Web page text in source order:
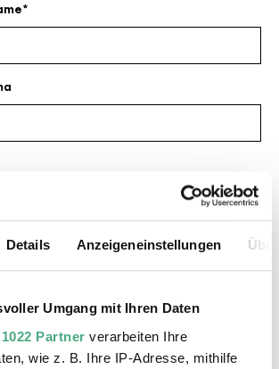
Details Anzeigeneinstellungen
Umgang mit Ihren Daten
Partner verarbeiten Ihre
wie z. B. Ihre IP-Adresse, mithilfe